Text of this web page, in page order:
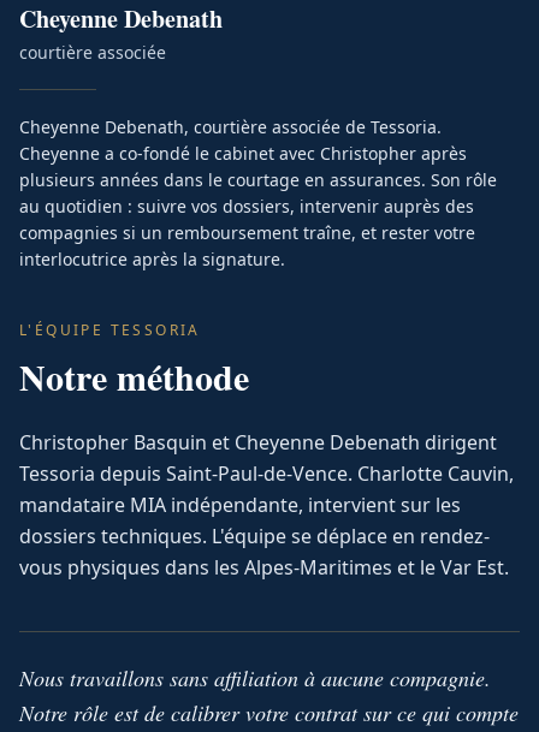
CheyenneDebenath
courtière associée
Cheyenne Debenath, courtière associée de Tessoria.
Cheyenne a co-fondé le cabinet avec Christopher après
plusieurs années dans le courtage en assurances. Son rôle
au quotidien : suivre vos dossiers, intervenir auprès des
compagnies si un remboursement traîne, et rester votre
interlocutrice après la signature.
L'ÉQUIPE TESSORIA
Notre méthode
Christopher Basquin et Cheyenne Debenath dirigent
Tessoria depuis Saint-Paul-de-Vence. Charlotte Cauvin,
mandataire MIA indépendante, intervient sur les
dossiers techniques. L'équipe se déplace en rendez-
vous physiques dans les Alpes-Maritimes et le Var Est.
Nous travaillons sans affiliation à aucune compagnie.
Notre rôle est de calibrer votre contrat sur ce qui compte